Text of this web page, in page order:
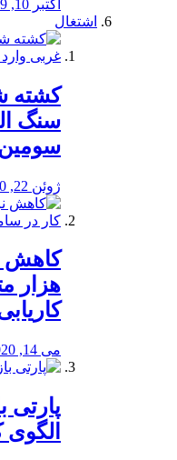
اکتبر 10, 2019
اشتغال
سنگ
ژوئن 22, 2020
هزار
می 14, 2020
پارتی